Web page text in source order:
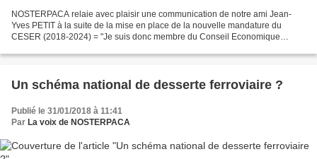
NOSTERPACA relaie avec plaisir une communication de notre ami Jean-
Yves PETIT à la suite de la mise en place de la nouvelle mandature du
CESER (2018-2024) = "Je suis donc membre du Conseil Economique
Un schéma national de desserte ferroviaire ?
Publié le 31/01/2018 à 11:41
Par La voix de NOSTERPACA